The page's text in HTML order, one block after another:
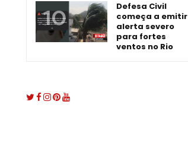
Defesa Civil
começa a emitir
alerta severo
para fortes
ventos no Rio